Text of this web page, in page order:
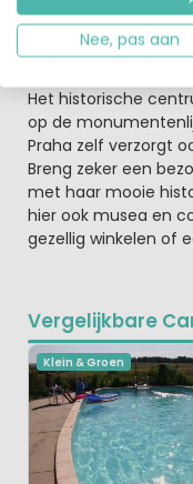
een
leuk animatieteam.
Het historische
op de
Praha zelf verzorgt
Breng zeker een
met haar mooie
hier ook musea en
gezellig winkelen of
Vergelijkbare
Klein & Groen
Nee, pas aan